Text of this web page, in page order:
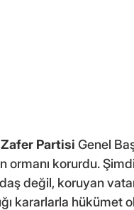
Zafer Partisi Genel
ormanı korurdu.
değil, koruyan
kararlarla hükümet